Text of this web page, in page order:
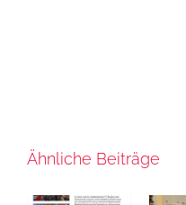
Ähnliche Beiträge